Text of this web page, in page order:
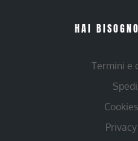
HAI
Termini e